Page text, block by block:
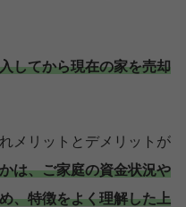
してから現在の家を売却
メリットとデメリットが
は、ご家庭の資金状況や
、特徴をよく理解した上